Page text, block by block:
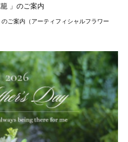
」のご案内
ご案内（アーティフィシャルフラワー